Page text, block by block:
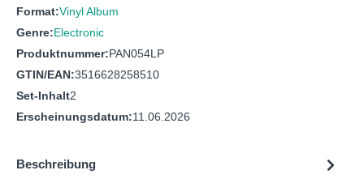
Format:Vinyl Album
Genre:Electronic
Produktnummer:PAN054LP
GTIN/EAN:3516628258510
Set-Inhalt2
Erscheinungsdatum:11.06.2026
Beschreibung